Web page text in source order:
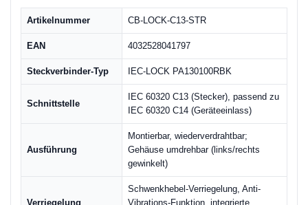
Artikelnummer CB-LOCK-C13-STR
EAN 4032528041797
Steckverbinder-Typ IEC-LOCK PA130100RBK
Schnittstelle
IEC 60320 C13 (Stecker), passend zu
IEC 60320 C14 (Geräteeinlass)
Ausführung
Montierbar, wiederverdrahtbar;
Gehäuse umdrehbar (links/rechts
gewinkelt)
Verriegelung
Schwenkhebel-Verriegelung, Anti-
Vibrations-Funktion, integrierte